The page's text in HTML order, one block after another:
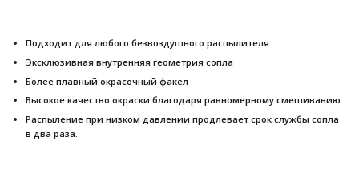
Подходит для любого безвоздушного распылителя
Эксклюзивная внутренняя геометрия сопла
Более плавный окрасочный факел
Высокое качество окраски благодаря равномерному смешиванию
Распыление при низком давлении продлевает срок службы сопла
в два раза.